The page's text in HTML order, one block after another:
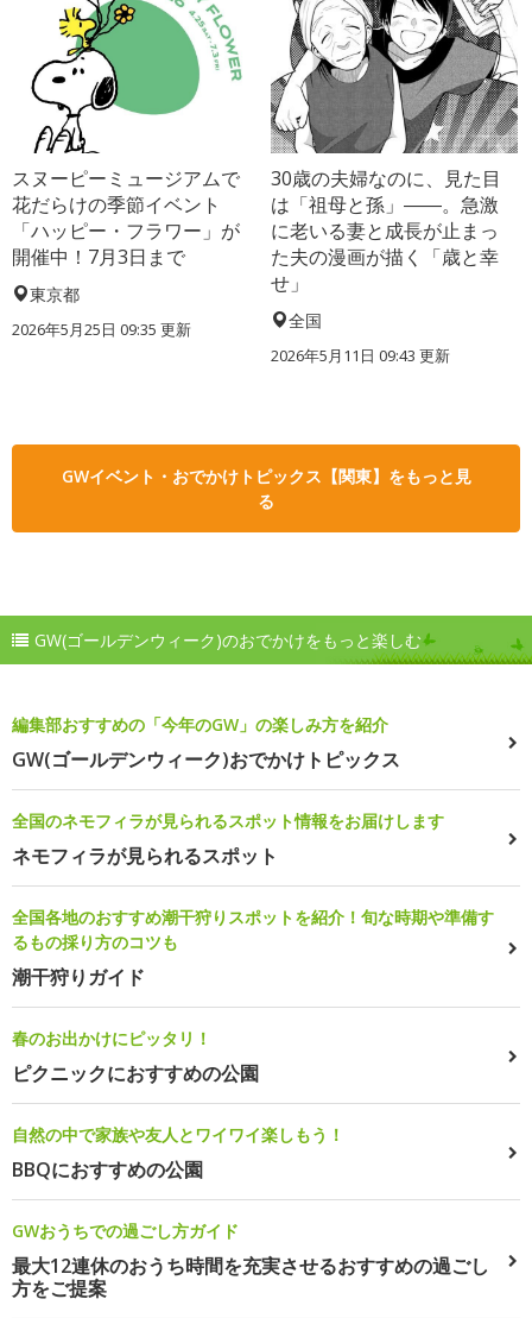
スヌーピーミュージアムで
花だらけの季節イベント
「ハッピー・フラワー」が
開催中！7月3日まで
東京都
2026年5月25日 09:35 更新
30歳の夫婦なのに、見た目
は「祖母と孫」――。急激
に老いる妻と成長が止まっ
た夫の漫画が描く「歳と幸
せ」
全国
2026年5月11日 09:43 更新
GWイベント・おでかけトピックス【関東】をもっと見
る
GW(ゴールデンウィーク)のおでかけをもっと楽しむ
編集部おすすめの「今年のGW」の楽しみ方を紹介
GW(ゴールデンウィーク)おでかけトピックス
全国のネモフィラが見られるスポット情報をお届けします
ネモフィラが見られるスポット
全国各地のおすすめ潮干狩りスポットを紹介！旬な時期や準備す
るもの採り方のコツも
潮干狩りガイド
春のお出かけにピッタリ！
ピクニックにおすすめの公園
自然の中で家族や友人とワイワイ楽しもう！
BBQにおすすめの公園
GWおうちでの過ごし方ガイド
最大12連休のおうち時間を充実させるおすすめの過ごし
方をご提案